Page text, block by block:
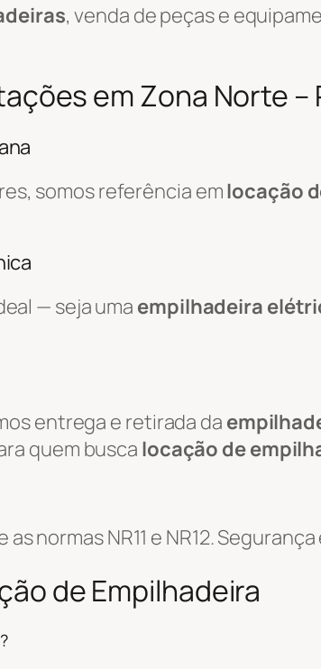
, venda de peças e
em Zona Norte –
somos referência emlocação
— seja uma empilhadeira
entrega e retirada da
quem buscalocação de
normas NR11 e NR12.
de Empilhadeira